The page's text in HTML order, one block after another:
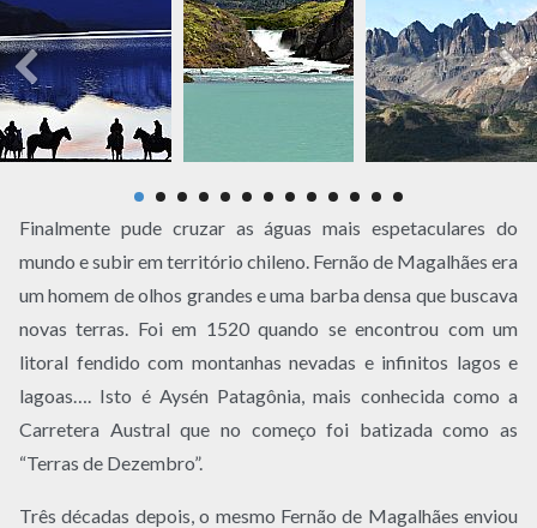
Finalmente pude cruzar as águas mais espetaculares do
mundo e subir em território chileno. Fernão de Magalhães era
um homem de olhos grandes e uma barba densa que buscava
novas terras. Foi em 1520 quando se encontrou com um
litoral fendido com montanhas nevadas e infinitos lagos e
lagoas…. Isto é Aysén Patagônia, mais conhecida como a
Carretera Austral que no começo foi batizada como as
“Terras de Dezembro”.
Três décadas depois, o mesmo Fernão de Magalhães enviou